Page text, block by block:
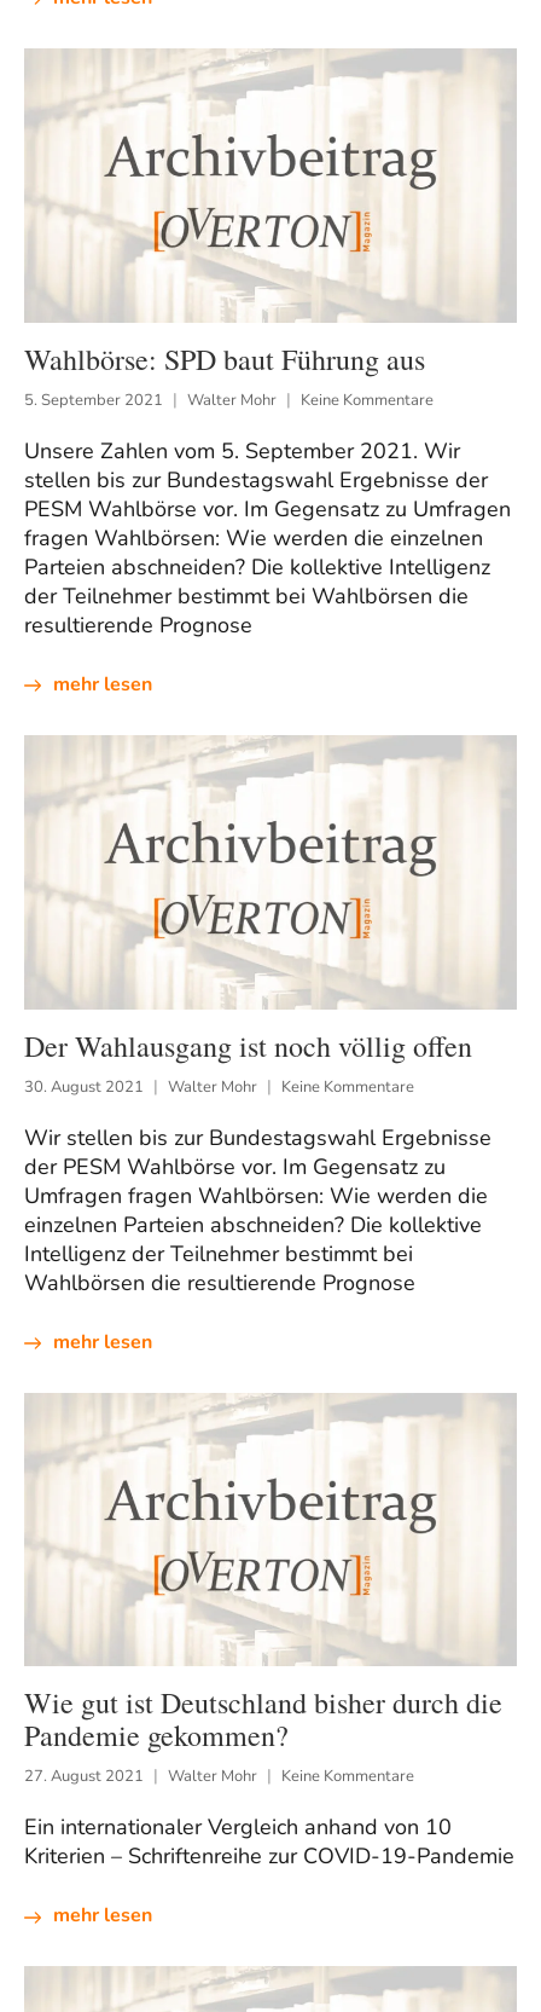
Wahlbörse: SPD baut Führung aus
5. September 2021 Walter Mohr Keine Kommentare
Unsere Zahlen vom 5. September 2021. Wir
stellen bis zur Bundestagswahl Ergebnisse der
PESM Wahlbörse vor. Im Gegensatz zu Umfragen
fragen Wahlbörsen: Wie werden die einzelnen
Parteien abschneiden? Die kollektive Intelligenz
der Teilnehmer bestimmt bei Wahlbörsen die
resultierende Prognose
mehr lesen
Der Wahlausgang ist noch völlig offen
30. August 2021 Walter Mohr Keine Kommentare
Wir stellen bis zur Bundestagswahl Ergebnisse
der PESM Wahlbörse vor. Im Gegensatz zu
Umfragen fragen Wahlbörsen: Wie werden die
einzelnen Parteien abschneiden? Die kollektive
Intelligenz der Teilnehmer bestimmt bei
Wahlbörsen die resultierende Prognose
mehr lesen
Wie gut ist Deutschland bisher durch die
Pandemie gekommen?
27. August 2021 Walter Mohr Keine Kommentare
Ein internationaler Vergleich anhand von 10
Kriterien – Schriftenreihe zur COVID-19-Pandemie
mehr lesen